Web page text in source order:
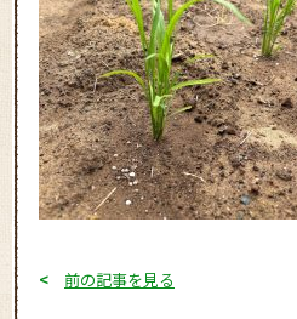
< 前の記事を見る